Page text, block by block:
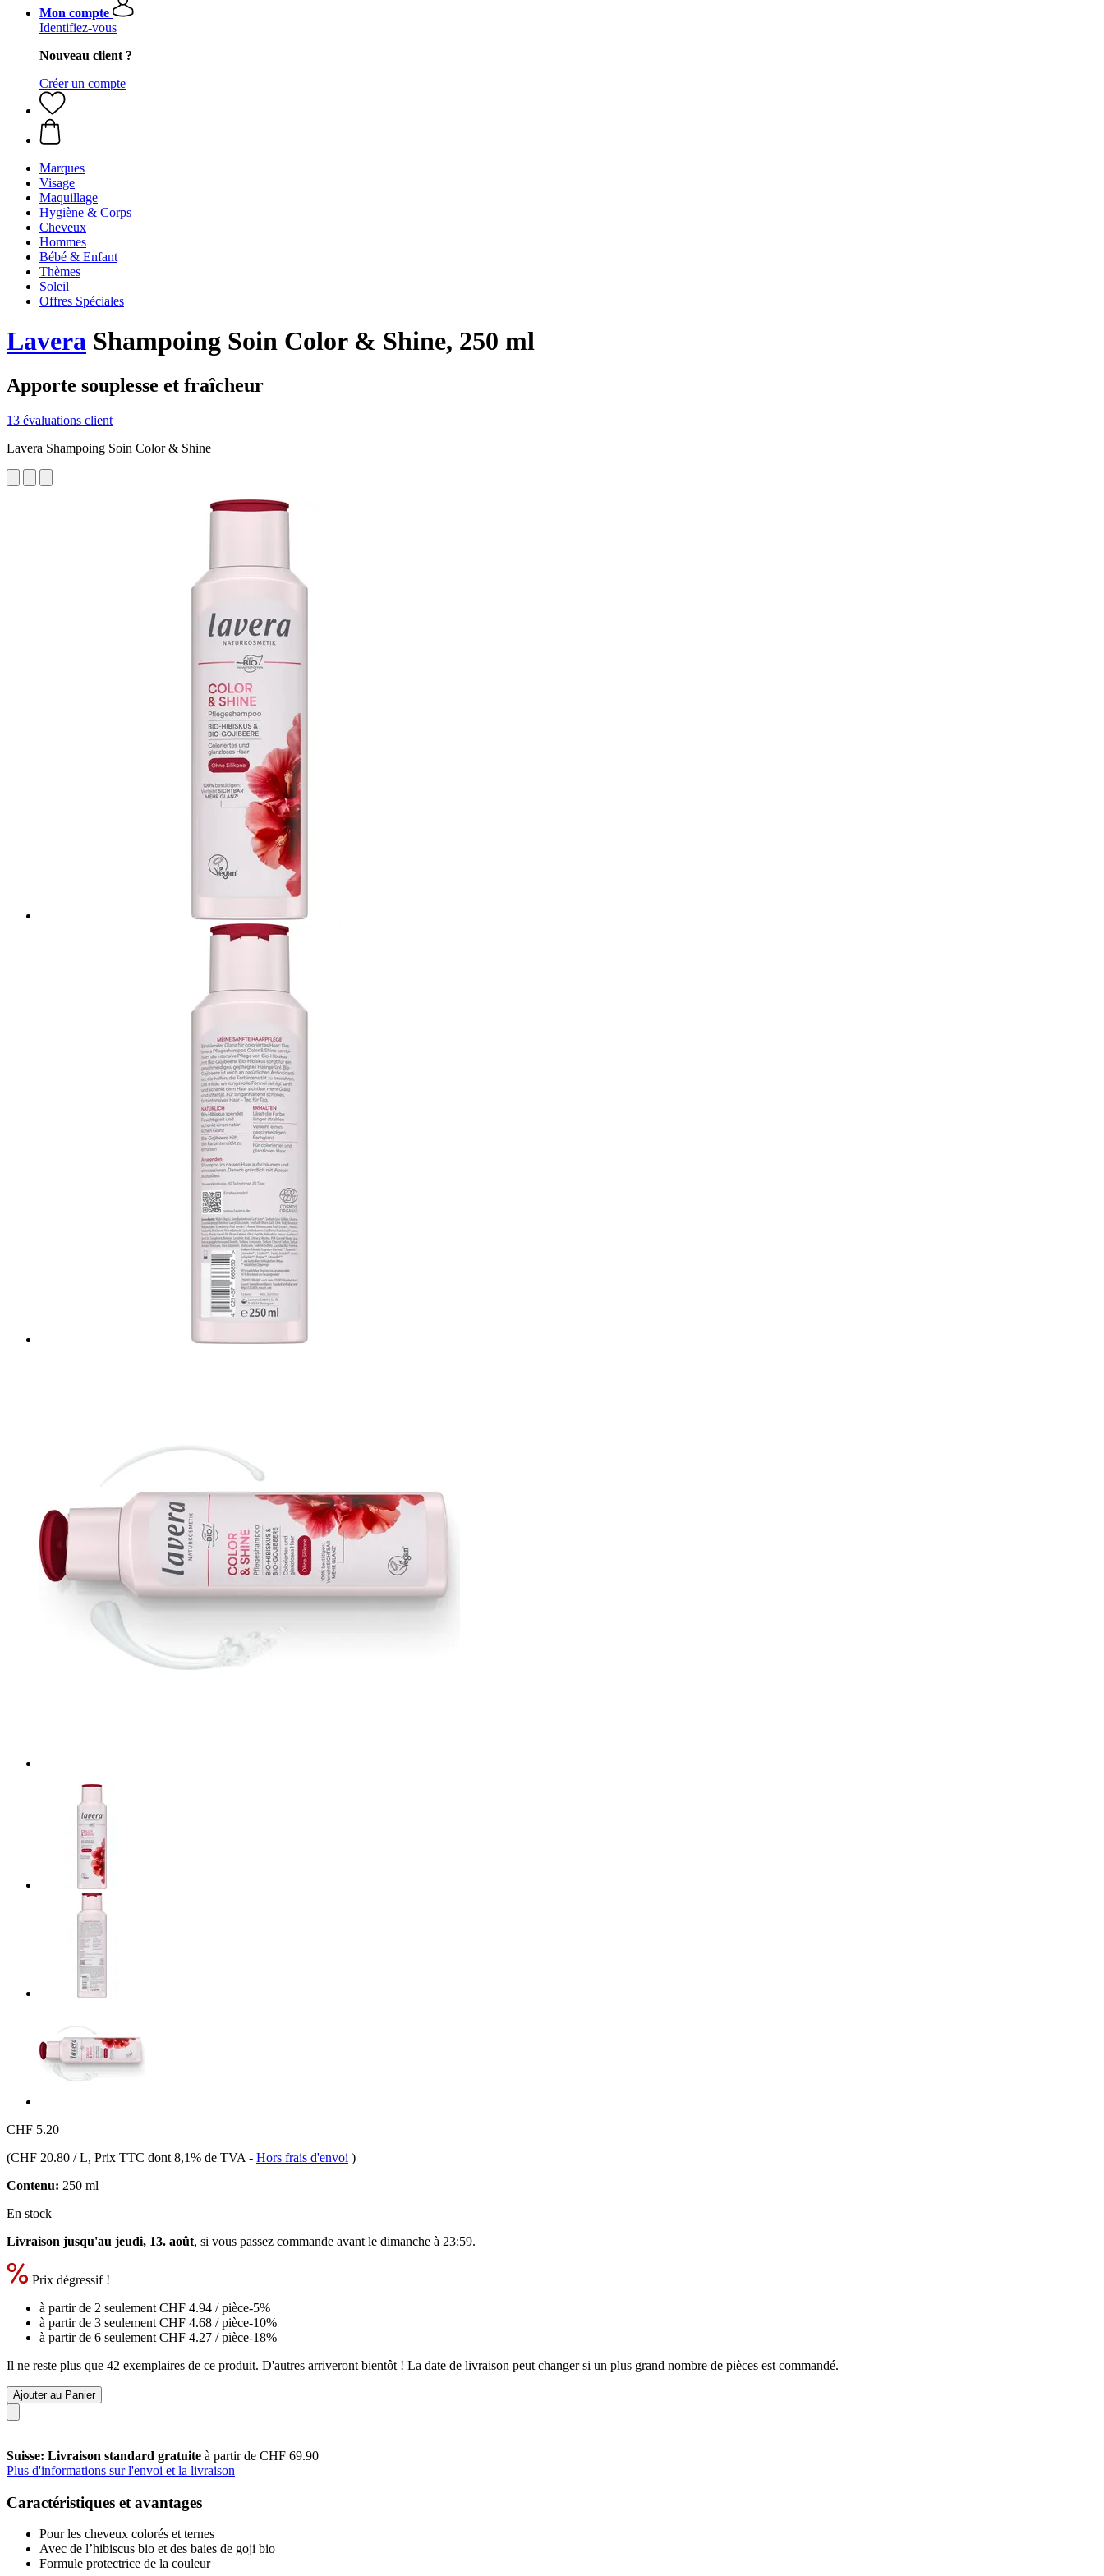
Mon compte
Identifiez-vous
Nouveau client ?
Créer un compte
Marques
Visage
Maquillage
Hygiène & Corps
Cheveux
Hommes
Bébé & Enfant
Thèmes
Soleil
Offres Spéciales
Lavera Shampoing Soin Color & Shine, 250 ml
Apporte souplesse et fraîcheur
13 évaluations client
Lavera Shampoing Soin Color & Shine
CHF 5.20
(CHF 20.80 / L, Prix TTC dont 8,1% de TVA - Hors frais d'envoi )
Contenu: 250 ml
En stock
Livraison jusqu'au jeudi, 13. août, si vous passez commande avant le dimanche à 23:59.
Prix dégressif !
à partir de 2 seulement CHF 4.94 / pièce-5%
à partir de 3 seulement CHF 4.68 / pièce-10%
à partir de 6 seulement CHF 4.27 / pièce-18%
Il ne reste plus que 42 exemplaires de ce produit. D'autres arriveront bientôt ! La date de livraison peut changer si un plus grand nombre de pièces est commandé.
Ajouter au Panier
Suisse: Livraison standard gratuite à partir de CHF 69.90
Plus d'informations sur l'envoi et la livraison
Caractéristiques et avantages
Pour les cheveux colorés et ternes
Avec de l’hibiscus bio et des baies de goji bio
Formule protectrice de la couleur